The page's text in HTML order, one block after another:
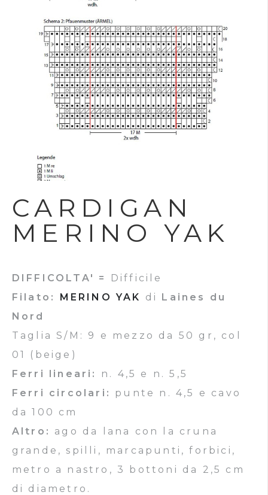
CARDIGAN
MERINO YAK
DIFFICOLTA' =
Difficile
Filato:
MERINO YAK di Laines du
Nord
Taglia S/M: 9 e mezzo da 50 gr, col
01 (beige)
Ferri lineari:
n. 4,5 e n. 5,5
Ferri circolari: punte n. 4,5 e cavo
da 100 cm
Altro: ago da lana con la cruna
grande, spilli, marcapunti, forbici,
metro a nastro, 3 bottoni da 2,5 cm
di diametro.